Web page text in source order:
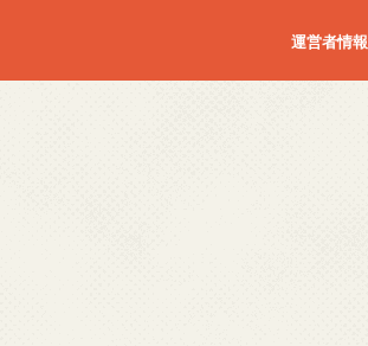
運営者情報